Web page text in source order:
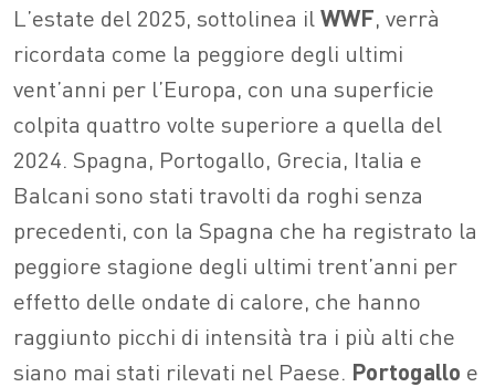
L’estate del 2025, sottolinea il WWF, verrà
ricordata come la peggiore degli ultimi
vent’anni per l’Europa, con una superficie
colpita quattro volte superiore a quella del
2024. Spagna, Portogallo, Grecia, Italia e
Balcani sono stati travolti da roghi senza
precedenti, con la Spagna che ha registrato la
peggiore stagione degli ultimi trent’anni per
effetto delle ondate di calore, che hanno
raggiunto picchi di intensità tra i più alti che
siano mai stati rilevati nel Paese. Portogallo e